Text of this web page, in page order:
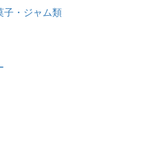
子・ジャム類